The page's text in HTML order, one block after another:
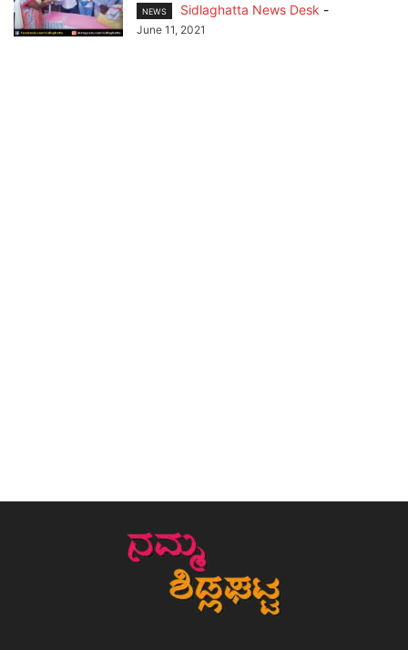
NEWS Sidlaghatta News Desk -
June 11, 2021